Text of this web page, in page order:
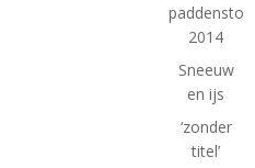
2014
Sneeuw
en ijs
‘zonder
titel’